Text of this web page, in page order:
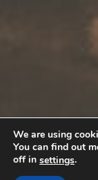
We are using
You can find out
off in settings.